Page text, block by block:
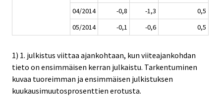
04/2014
-0,8 -1,3
0,5
05/2014
-0,1 -0,6 0,5
1) 1. julkistus viittaa ajankohtaan, kun viiteajankohdan
tieto on ensimmäisen kerran julkaistu. Tarkentuminen
kuvaa tuoreimman ja ensimmäisen julkistuksen
kuukausimuutosprosenttien erotusta.